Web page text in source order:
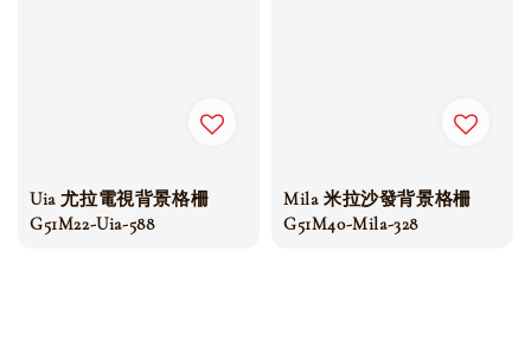
Uia 尤拉電視背景格柵
G51M22-Uia-588
Mila 米拉沙發背景格柵
G51M40-Mila-328